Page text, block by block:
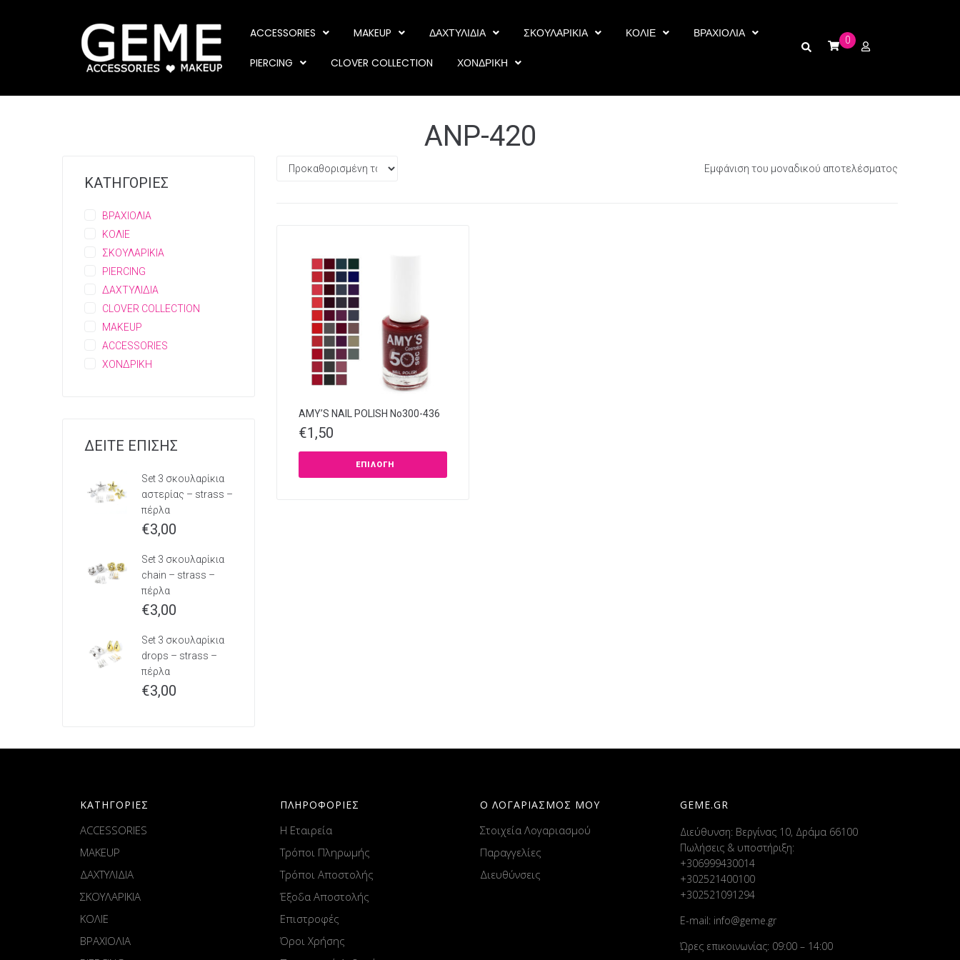
ACCESSORIES MAKEUP ΔΑΧΤΥΛΙΔΙΑ ΣΚΟΥΛΑΡΙΚΙΑ ΚΟΛΙΕ ΒΡΑΧΙΟΛΙΑ
PIERCING CLOVER COLLECTION ΧΟΝΔΡΙΚΗ
0
ANP-420
Εμφάνιση του μοναδικού αποτελέσματος
AMY’S NAIL POLISH Νο300-436
€1,50
ΕΠΙΛΟΓΉ
ΚΑΤΗΓΟΡΙΕΣ
ΒΡΑΧΙΟΛΙΑ
ΚΟΛΙΕ
ΣΚΟΥΛΑΡΙΚΙΑ
PIERCING
ΔΑΧΤΥΛΙΔΙΑ
CLOVER COLLECTION
MAKEUP
ACCESSORIES
ΧΟΝΔΡΙΚΗ
ΔΕΙΤΕ ΕΠΙΣΗΣ
Set 3 σκουλαρίκια
αστερίας – strass –
πέρλα
€3,00
Set 3 σκουλαρίκια
chain – strass –
πέρλα
€3,00
Set 3 σκουλαρίκια
drops – strass –
πέρλα
€3,00
ΚΑΤΗΓΟΡΙΕΣ
ACCESSORIES
MAKEUP
ΔΑΧΤΥΛΙΔΙΑ
ΣΚΟΥΛΑΡΙΚΙΑ
ΚΟΛΙΕ
ΒΡΑΧΙΟΛΙΑ
ΠΛΗΡΟΦΟΡΙΕΣ
Η Εταιρεία
Τρόποι Πληρωμής
Τρόποι Αποστολής
Έξοδα Αποστολής
Επιστροφές
Όροι Χρήσης
Ο ΛΟΓΑΡΙΑΣΜΟΣ ΜΟΥ
Στοιχεία Λογαριασμού
Παραγγελίες
Διευθύνσεις
GEME.GR
Διεύθυνση: Βεργίνας 10, Δράμα 66100
Πωλήσεις & υποστήριξη:
+306999430014
+302521400100
+302521091294
E-mail: info@geme.gr
Ώρες επικοινωνίας: 09:00 – 14:00